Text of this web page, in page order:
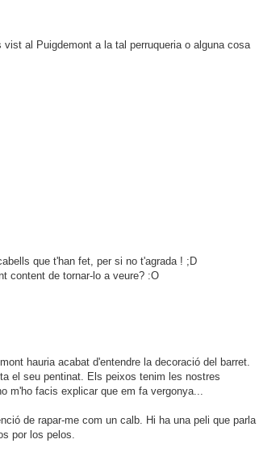
al Puigdemont a la tal perruqueria o alguna cosa
que t'han fet, per si no t'agrada ! ;D
content de tornar-lo a veure? :O
hauria acabat d'entendre la decoració del barret.
el seu pentinat. Els peixos tenim les nostres
m'ho facis explicar que em fa vergonya...
de rapar-me com un calb. Hi ha una peli que parla
por los pelos.